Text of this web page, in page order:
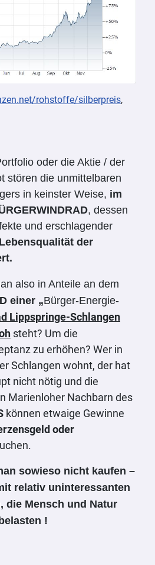
rohstoffe/silberpreis,
oder die Aktie / der
stören die unmittelbaren
in keinster Weise, im
, dessen
und erschlagender
der
also in Anteile an dem
einer „Bürger-Energie-
Lippspringe-Schlangen
steht? Um die
zu erhöhen? Wer in
Schlangen wohnt, der hat
nicht nötig und die
Marienloher Nachbarn des
können etwaige Gewinne
oder
sowieso nicht kaufen –
relativ uninteressanten
die Mensch und Natur
belasten !